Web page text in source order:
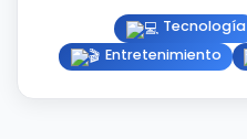
Tecnología
Entretenimiento